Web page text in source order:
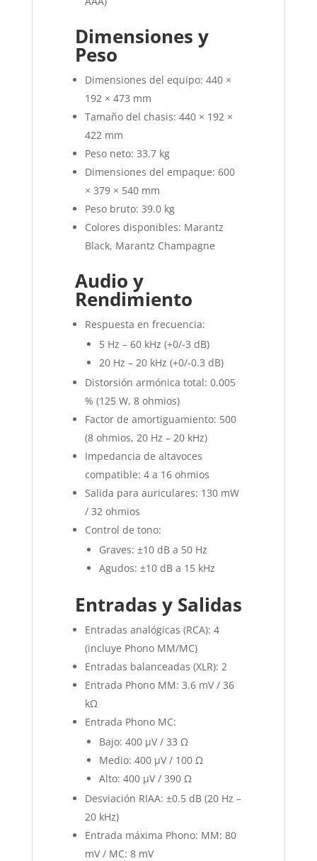
Dimensiones y
Peso
Dimensiones del equipo: 440 ×
192 × 473 mm
Tamaño del chasis: 440 × 192 ×
422 mm
Peso neto: 33.7 kg
Dimensiones del empaque: 600
× 379 × 540 mm
Peso bruto: 39.0 kg
Colores disponibles: Marantz
Black, Marantz Champagne
Audio y
Rendimiento
Respuesta en frecuencia:
5 Hz – 60 kHz (+0/-3 dB)
20 Hz – 20 kHz (+0/-0.3 dB)
Distorsión armónica total: 0.005
% (125 W, 8 ohmios)
Factor de amortiguamiento: 500
(8 ohmios, 20 Hz – 20 kHz)
Impedancia de altavoces
compatible: 4 a 16 ohmios
Salida para auriculares: 130 mW
/ 32 ohmios
Control de tono:
Graves: ±10 dB a 50 Hz
Agudos: ±10 dB a 15 kHz
Entradas y Salidas
Entradas analógicas (RCA): 4
(incluye Phono MM/MC)
Entradas balanceadas (XLR): 2
Entrada Phono MM: 3.6 mV / 36
kΩ
Entrada Phono MC:
Bajo: 400 µV / 33 Ω
Medio: 400 µV / 100 Ω
Alto: 400 µV / 390 Ω
Desviación RIAA: ±0.5 dB (20 Hz –
20 kHz)
Entrada máxima Phono: MM: 80
mV / MC: 8 mV